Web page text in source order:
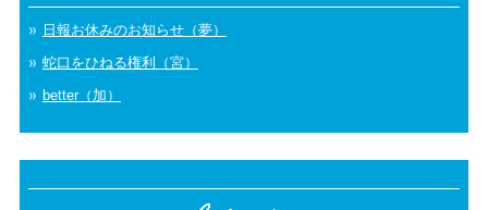
日報お休みのお知らせ（夢）
蛇口をひねる権利（宮）
better（加）